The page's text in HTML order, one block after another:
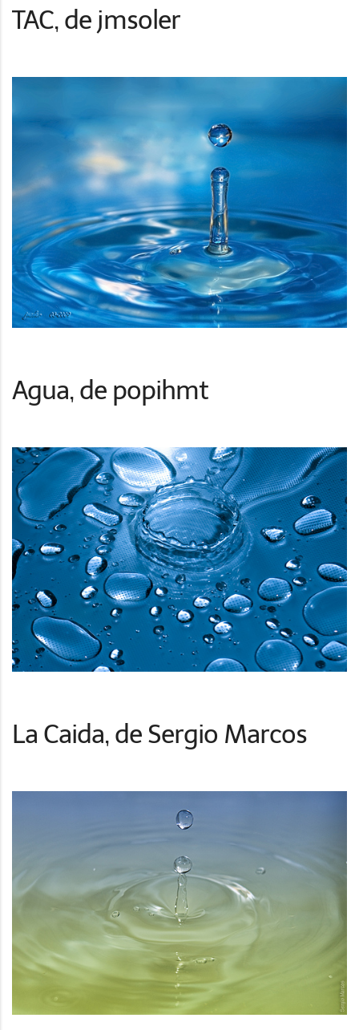
TAC, de jmsoler
Agua, de popihmt
La Caida, de Sergio Marcos